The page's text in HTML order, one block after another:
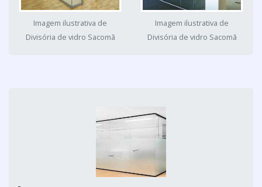
Imagem ilustrativa de
Divisória de vidro Sacomã
Imagem ilustrativa de
Divisória de vidro Sacomã